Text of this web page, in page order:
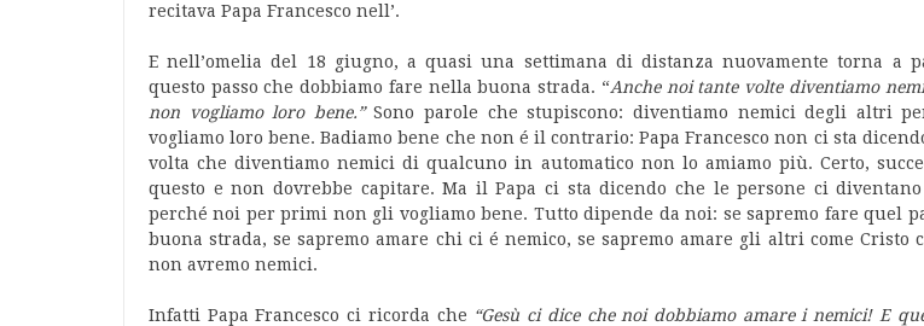
recitava Papa Francesco nell’.
E nell’omelia del 18 giugno, a quasi una settimana di distanza nuovamente torna a
questo passo che dobbiamo fare nella buona strada. “Anche noi tante volte diventiamo
non vogliamo loro bene.”Sono parole che stupiscono: diventiamo nemici degli altri
vogliamo loro bene. Badiamo bene che non é il contrario: Papa Francesco non ci sta
volta che diventiamo nemici di qualcuno in automatico non lo amiamo più. Certo,
questo e non dovrebbe capitare. Ma il Papa ci sta dicendo che le persone ci
perché noi per primi non gli vogliamo bene. Tutto dipende da noi: se sapremo fare quel
buona strada, se sapremo amare chi ci é nemico, se sapremo amare gli altri come Cristo
non avremo nemici.
Infatti Papa Francesco ci ricorda che “Gesù ci dice che noi dobbiamo amare i nemici! E